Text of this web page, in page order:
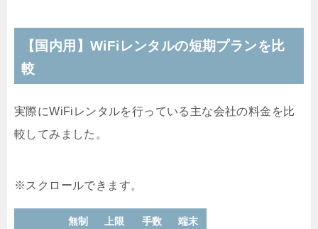
【国内用】WiFiレンタルの短期プランを比
較
実際にWiFiレンタルを行っている主な会社の料金を比
較してみました。
無制
上限
手数
端末